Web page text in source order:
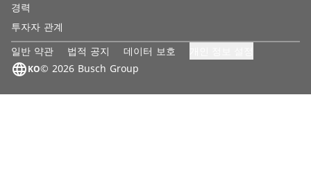
경력
투자자 관계
일반 약관
법적 공지 데이터 보호
KO
language © 2026 Busch Group